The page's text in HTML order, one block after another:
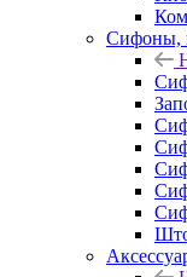
Сифоны,